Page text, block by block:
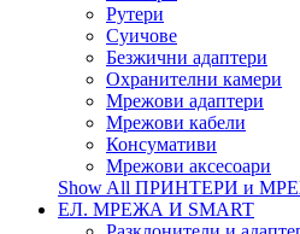
Рутери
Суичове
Безжични адаптери
Охранителни камери
Мрежови адаптери
Мрежови кабели
Консумативи
Мрежови аксесоари
Show All ПРИНТЕРИ и
ЕЛ. МРЕЖА И SMART